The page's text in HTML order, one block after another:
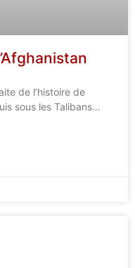
de l’histoire de
sous les Talibans…